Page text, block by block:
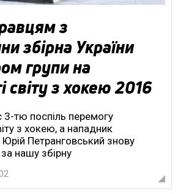
з
збірна України
групи на
світу з хокею 2016
3-тю поспіль перемогу
з хокею, а нападник
Петранговський знову
нашу збірну